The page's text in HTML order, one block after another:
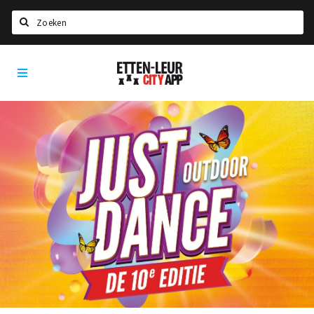
Home
Agenda
Party pics
Nieuws, interviews & blogs
Eten
Drinken
Slapen
Recreatief
Winkels
Etten-
Leur
App